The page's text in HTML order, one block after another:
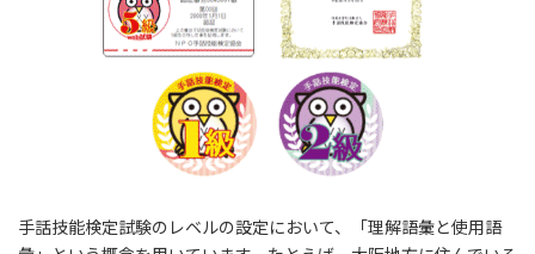
手話技能検定試験のレベルの設定において、「理解語彙と使用語